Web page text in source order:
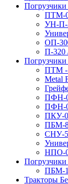
ПТМ-
УН-П-
ОП-
П-320
ПТМ -
Metal
ПФН-
ПФН-
ПКУ-
ПБМ-
СНУ-
НПО-
ПБМ-
Тракторы